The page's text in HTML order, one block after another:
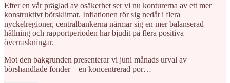
Efter en vår präglad av osäkerhet ser vi nu konturerna av ett mer
konstruktivt börsklimat. Inflationen rör sig nedåt i flera
nyckelregioner, centralbankerna närmar sig en mer balanserad
hållning och rapportperioden har bjudit på flera positiva
överraskningar.
Mot den bakgrunden presenterar vi juni månads urval av
börshandlade fonder – en koncentrerad por…